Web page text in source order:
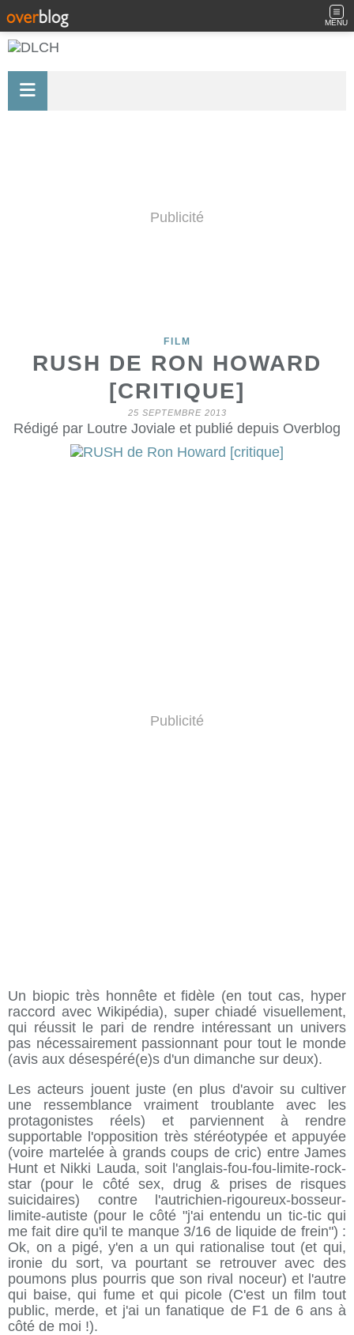
MENU
Publicité
FILM
RUSH DE RON HOWARD
[CRITIQUE]
25 SEPTEMBRE 2013
Rédigé par Loutre Joviale et publié depuis Overblog
Publicité
Un biopic très honnête et fidèle (en tout cas, hyper
raccord avec Wikipédia), super chiadé visuellement,
qui réussit le pari de rendre intéressant un univers
pas nécessairement passionnant pour tout le monde
(avis aux désespéré(e)s d'un dimanche sur deux).
Les acteurs jouent juste (en plus d'avoir su cultiver
une ressemblance vraiment troublante avec les
protagonistes réels) et parviennent à rendre
supportable l'opposition très stéréotypée et appuyée
(voire martelée à grands coups de cric) entre James
Hunt et Nikki Lauda, soit l'anglais-fou-fou-limite-rock-
star (pour le côté sex, drug & prises de risques
suicidaires) contre l'autrichien-rigoureux-bosseur-
limite-autiste (pour le côté "j'ai entendu un tic-tic qui
me fait dire qu'il te manque 3/16 de liquide de frein") :
Ok, on a pigé, y'en a un qui rationalise tout (et qui,
ironie du sort, va pourtant se retrouver avec des
poumons plus pourris que son rival noceur) et l'autre
qui baise, qui fume et qui picole (C'est un film tout
public, merde, et j'ai un fanatique de F1 de 6 ans à
côté de moi !).